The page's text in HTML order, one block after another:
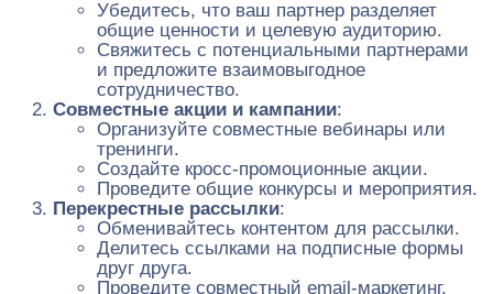
Убедитесь, что ваш партнер разделяет
общие ценности и целевую аудиторию.
Свяжитесь с потенциальными партнерами
и предложите взаимовыгодное
сотрудничество.
Совместные акции и кампании:
Организуйте совместные вебинары или
тренинги.
Создайте кросс-промоционные акции.
Проведите общие конкурсы и мероприятия.
Перекрестные рассылки:
Обменивайтесь контентом для рассылки.
Делитесь ссылками на подписные формы
друг друга.
Проведите совместный email-маркетинг.